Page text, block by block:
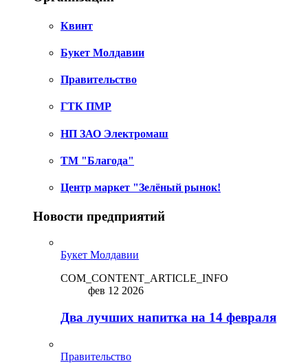
Квинт
Букет Молдавии
Правительство
ГТК ПМР
НП ЗАО Электромаш
ТМ "Благода"
Центр маркет "Зелёный рынок!
Новости предприятий
Букет Молдавии
COM_CONTENT_ARTICLE_INFO
фев 12 2026
Два лучших напитка на 14 февраля
Правительство